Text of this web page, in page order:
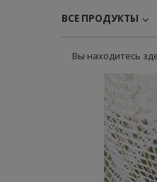
ВСЕ ПРОДУКТЫ
Вы находитесь